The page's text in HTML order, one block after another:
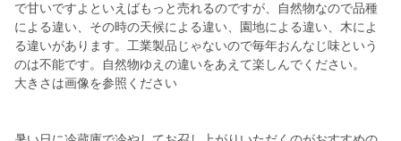
で甘いですよといえばもっと売れるのですが、自然物なので品種
による違い、その時の天候による違い、園地による違い、木によ
る違いがあります。工業製品じゃないので毎年おんなじ味という
のは不能です。自然物ゆえの違いをあえて楽しんでください。
大きさは画像を参照ください